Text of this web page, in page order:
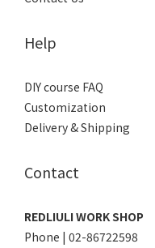
Help
DIY course FAQ
Customization
Delivery & Shipping
Contact
REDLIULI WORK SHOP
Phone | 02-86722598